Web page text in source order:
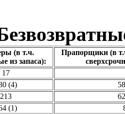
(в т.ч.
из запаса):
Прапорщики (в
17
(4)
213
(1)